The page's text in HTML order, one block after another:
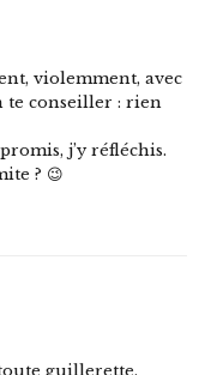
violemment, avec
te conseiller : rien
j’y réfléchis.
? 😉
guillerette,